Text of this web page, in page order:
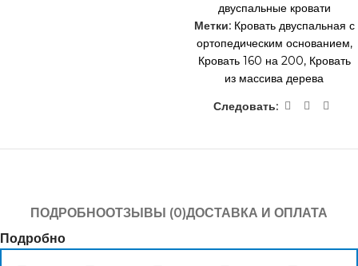
двуспальные кровати
Метки: Кровать двуспальная с
ортопедическим основанием,
Кровать 160 на 200, Кровать
из массива дерева
Следовать:
ПОДРОБНООТЗЫВЫ (0)ДОСТАВКА И ОПЛАТА
Подробно